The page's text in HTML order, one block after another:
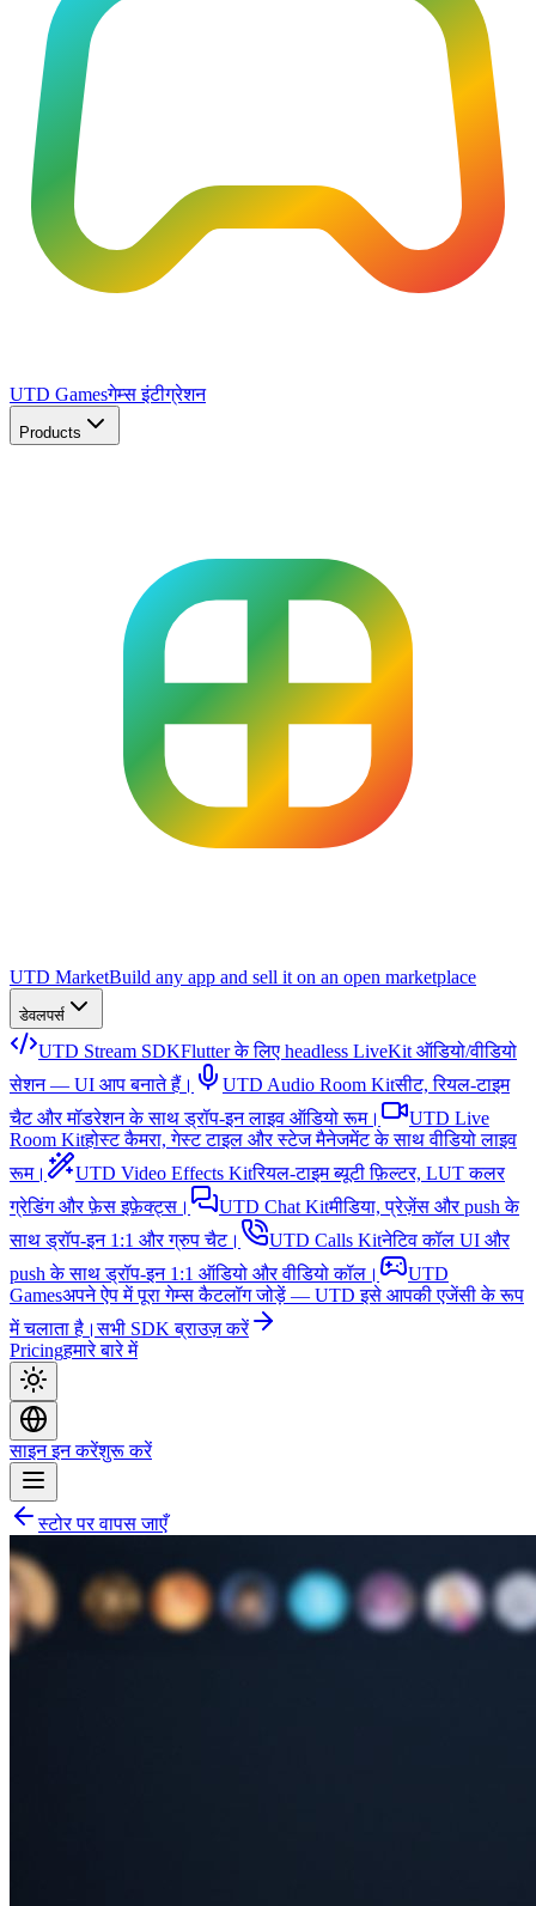
UTD Gamesगेम्स इंटीग्रेशन
Products
UTD MarketBuild any app and sell it on an open marketplace
डेवलपर्स
UTD Stream SDKFlutter के लिए headless LiveKit ऑडियो/वीडियो
सेशन — UI आप बनाते हैं।
UTD Audio Room Kitसीट, रियल-टाइम
चैट और मॉडरेशन के साथ ड्रॉप-इन लाइव ऑडियो रूम।
UTD Live
Room Kitहोस्ट कैमरा, गेस्ट टाइल और स्टेज मैनेजमेंट के साथ वीडियो लाइव
रूम।
UTD Video Effects Kitरियल-टाइम ब्यूटी फ़िल्टर, LUT कलर
ग्रेडिंग और फ़ेस इफ़ेक्ट्स।
UTD Chat Kitमीडिया, प्रेज़ेंस और push के
साथ ड्रॉप-इन 1:1 और ग्रुप चैट।
UTD Calls Kitनेटिव कॉल UI और
push के साथ ड्रॉप-इन 1:1 ऑडियो और वीडियो कॉल।
UTD
Gamesअपने ऐप में पूरा गेम्स कैटलॉग जोड़ें — UTD इसे आपकी एजेंसी के रूप
में चलाता है।सभी SDK ब्राउज़ करें
Pricingहमारे बारे में
साइन इन करेंशुरू करें
स्टोर पर वापस जाएँ